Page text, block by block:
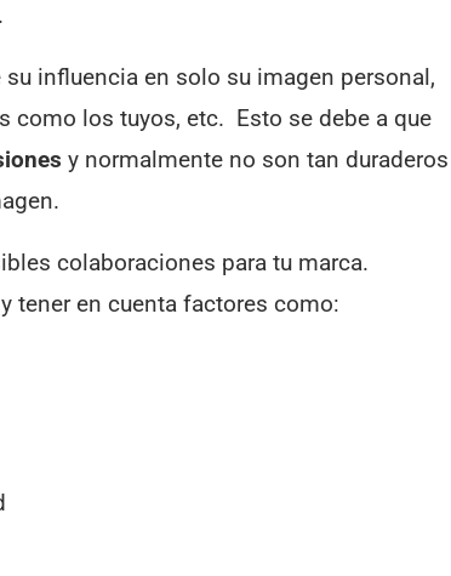
influencia en solo su imagen personal,
como los tuyos, etc. Esto se debe a que
y normalmente no son tan duraderos
colaboraciones para tu marca.
y tener en cuenta factores como: